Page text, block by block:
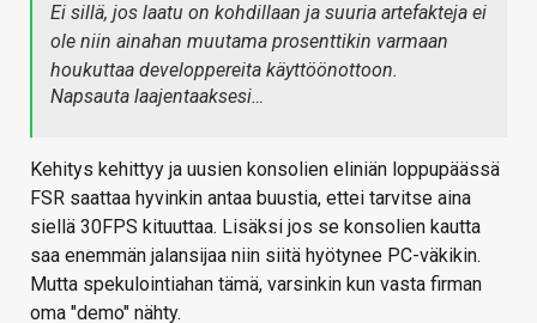
Ei sillä, jos laatu on kohdillaan ja suuria artefakteja ei
ole niin ainahan muutama prosenttikin varmaan
houkuttaa developpereita käyttöönottoon.
Napsauta laajentaaksesi…
Kehitys kehittyy ja uusien konsolien eliniän loppupäässä
FSR saattaa hyvinkin antaa buustia, ettei tarvitse aina
siellä 30FPS kituuttaa. Lisäksi jos se konsolien kautta
saa enemmän jalansijaa niin siitä hyötynee PC-väkikin.
Mutta spekulointiahan tämä, varsinkin kun vasta firman
oma "demo" nähty.